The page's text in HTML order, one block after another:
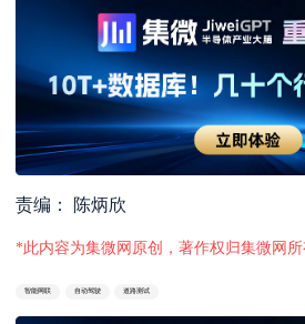
责编： 陈炳欣
*此内容为集微网原创，著作权归集微网
智能网联 自动驾驶 道路测试